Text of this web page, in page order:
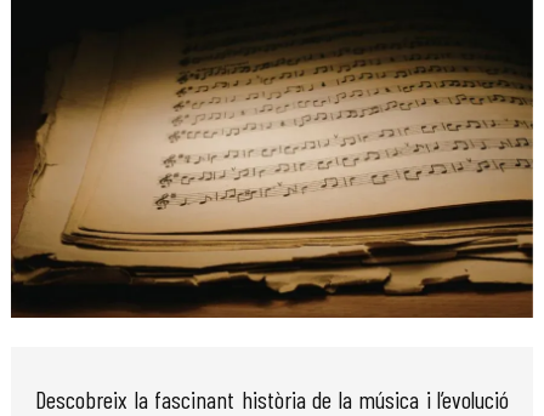
Descobreix la fascinant història de la música i l’evolució